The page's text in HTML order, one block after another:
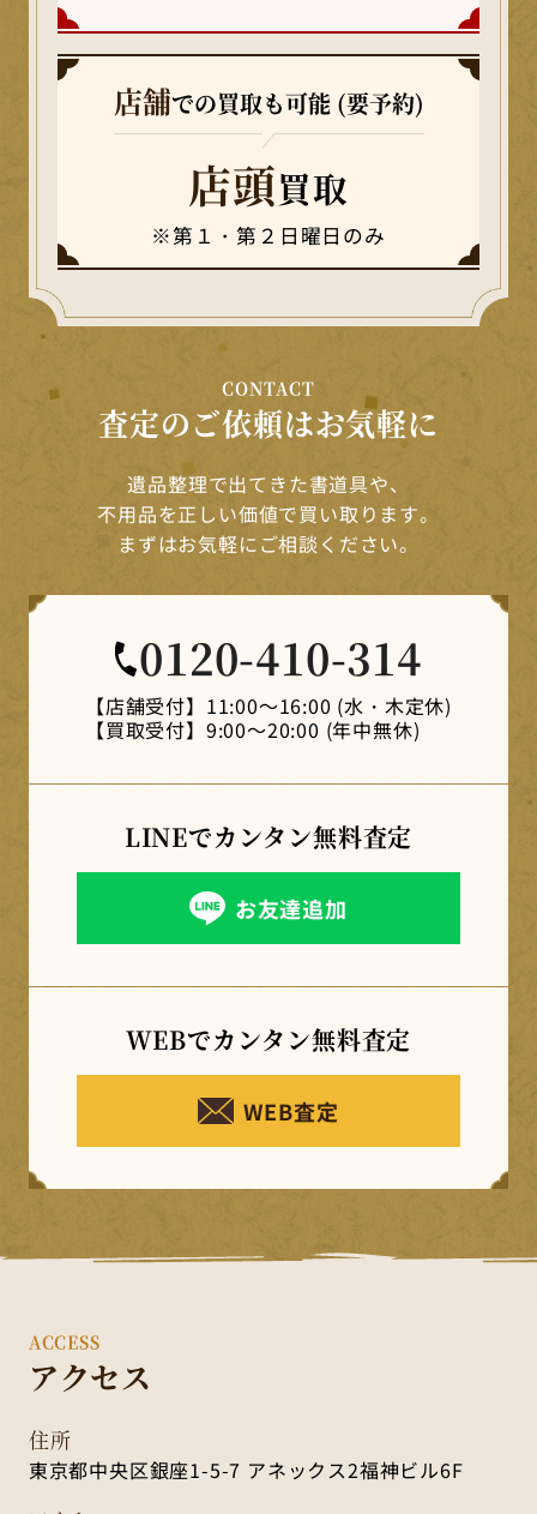
店舗での買取も可能 (要予約)
店頭買取
※第１・第２日曜日のみ
CONTACT
査定のご依頼はお気軽に
遺品整理で出てきた書道具や、
不用品を正しい価値で買い取ります。
まずはお気軽にご相談ください。
0120-410-314
【店舗受付】 11:00～16:00 (水・木定休)
【買取受付】 9:00～20:00 (年中無休)
LINEでカンタン無料査定
お友達追加
WEBでカンタン無料査定
WEB査定
ACCESS
アクセス
住所
東京都中央区銀座1-5-7 アネックス2福神ビル6F